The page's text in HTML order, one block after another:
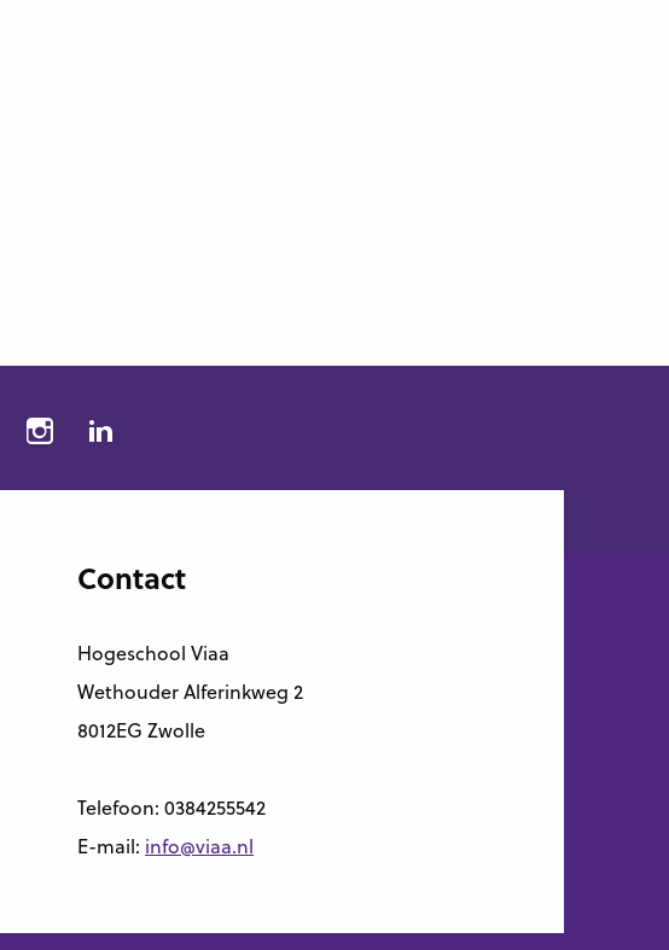
Contact
Hogeschool Viaa
Wethouder Alferinkweg 2
8012EG Zwolle
Telefoon:0384255542
E-mail: info@viaa.nl